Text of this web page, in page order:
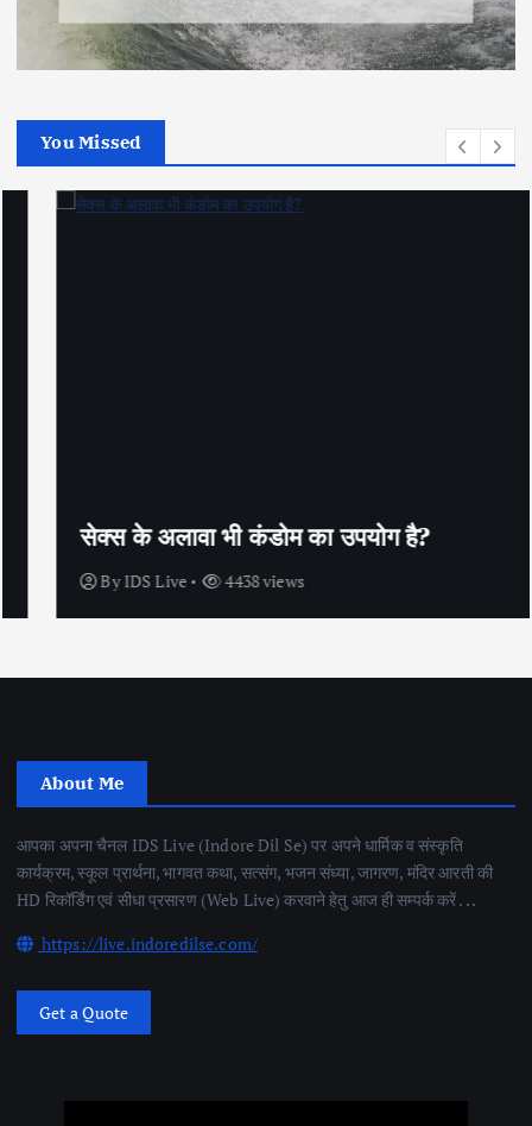
You Missed
सेक्स के अलावा भी कंडोम का उपयोग है?
ByIDS Live 4438 views
About Me
आपका अपना चैनल IDS Live (Indore Dil Se) पर अपने धार्मिक व संस्कृति
कार्यक्रम, स्कूल प्रार्थना, भागवत कथा, सत्संग, भजन संध्या, जागरण, मंदिर आरती की
HD रिकॉर्डिंग एवं सीधा प्रसारण (Web Live) करवाने हेतु आज ही सम्पर्क करें . . .
https://live.indoredilse.com/
Get a Quote